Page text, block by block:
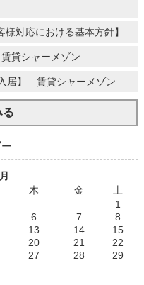
対応における基本方針】
貸シャーメゾン
居】 賃貸シャーメゾン
る
木 金
土
1
6 7
8
13 14
15
20 21
22
27 28
29